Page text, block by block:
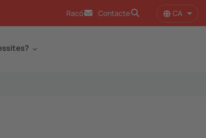
Racó Contacte CA